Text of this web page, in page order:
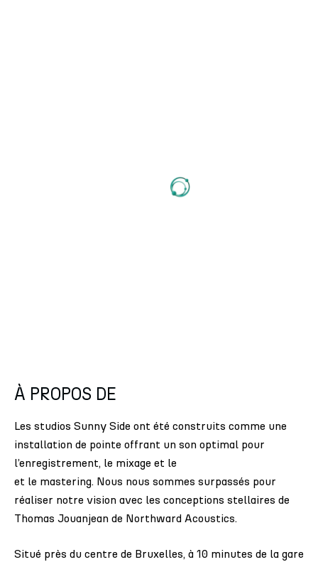
À PROPOS DE
Les studios Sunny Side ont été construits comme une
installation de pointe offrant un son optimal pour
l’enregistrement, le mixage et le
et le mastering. Nous nous sommes surpassés pour
réaliser notre vision avec les conceptions stellaires de
Thomas Jouanjean de Northward Acoustics.
Situé près du centre de Bruxelles, à 10 minutes de la gare